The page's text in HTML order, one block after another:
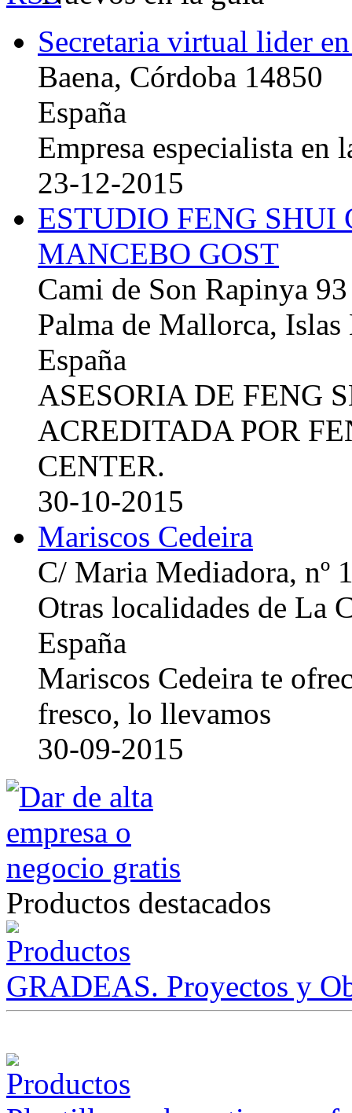
Secretaria virtual lider
Baena, Córdoba 14850
España
Empresa especialista en
23-12-2015
ESTUDIO FENG
MANCEBO GOST
Cami de Son Rapinya 93
Palma de Mallorca, Islas
España
ASESORIA DE FENG
ACREDITADA POR
CENTER.
30-10-2015
Mariscos Cedeira
C/ Maria Mediadora, nº
Otras localidades de La
España
Mariscos Cedeira te
fresco, lo llevamos
30-09-2015
Productos destacados
GRADEAS. Proyectos y